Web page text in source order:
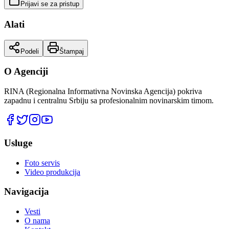
Prijavi se za pristup
Alati
Podeli Štampaj
O Agenciji
RINA (Regionalna Informativna Novinska Agencija) pokriva
zapadnu i centralnu Srbiju sa profesionalnim novinarskim timom.
Usluge
Foto servis
Video produkcija
Navigacija
Vesti
O nama